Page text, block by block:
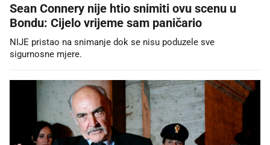
Sean Connery nije htio snimiti ovu scenu u
Bondu: Cijelo vrijeme sam paničario
NIJE pristao na snimanje dok se nisu poduzele sve
sigurnosne mjere.